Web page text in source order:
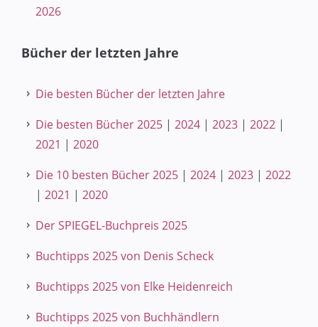
2026
Bücher der letzten Jahre
Die besten Bücher der letzten Jahre
Die besten Bücher 2025 | 2024 | 2023 | 2022 |
2021 | 2020
Die 10 besten Bücher 2025 | 2024 | 2023 | 2022
| 2021 | 2020
Der SPIEGEL-Buchpreis 2025
Buchtipps 2025 von Denis Scheck
Buchtipps 2025 von Elke Heidenreich
Buchtipps 2025 von Buchhändlern